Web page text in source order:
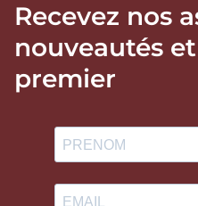
Recevez nos
nouveautés
premier